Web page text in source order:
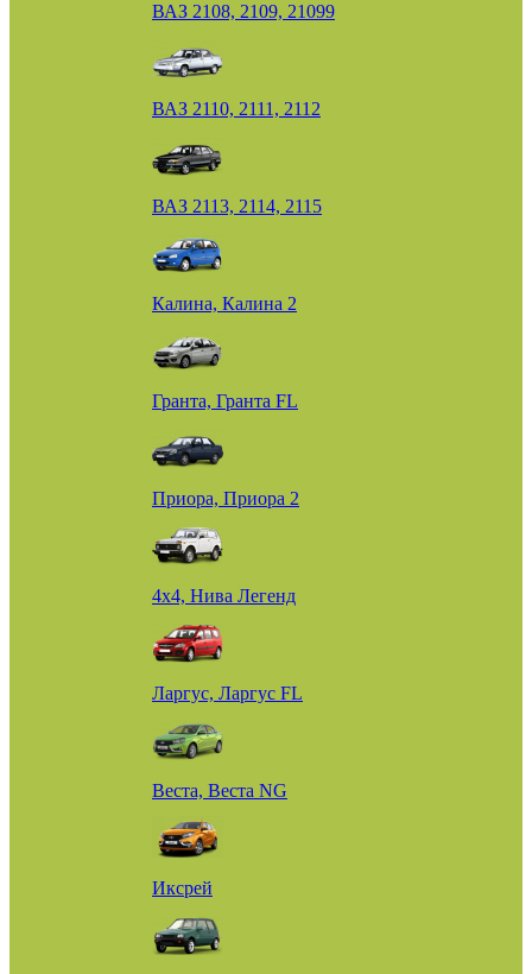
ВАЗ 2108, 2109, 21099
ВАЗ 2110, 2111, 2112
ВАЗ 2113, 2114, 2115
Калина, Калина 2
Гранта, Гранта FL
Приора, Приора 2
4х4, Нива Легенд
Ларгус, Ларгус FL
Веста, Веста NG
Иксрей